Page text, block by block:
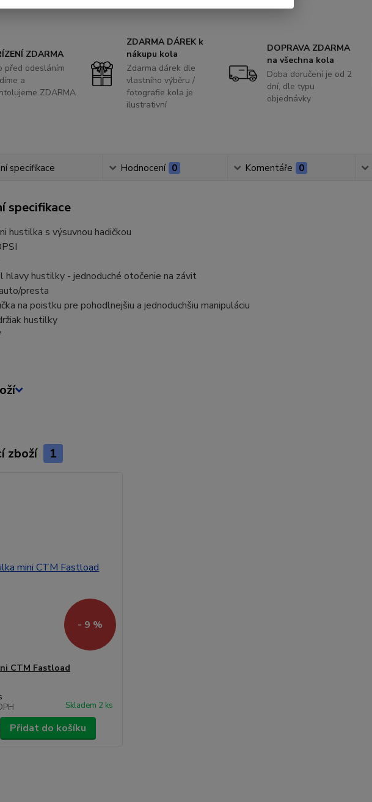
ZDARMA
před odesláním
a
ZDARMA
ZDARMA DÁREK k
nákupu kola
Zdarma dárek dle
vlastního výběru /
fotografie kola je
ilustrativní
DOPRAVA ZDARMA
na všechna kola
Doba doručení je od 2
dní, dle typu
objednávky
specifikace Hodnocení 0 Komentáře 0
specifikace
hustilka s výsuvnou hadičkou
hlavy hustilky - jednoduché otočenie na závit
presta
na poistku pre pohodlnejšiu a jednoduchšiu manipuláciu
hustilky
zboží 1
- 9 %
CTM Fastload
Skladem 2 ks
Přidat do košíku